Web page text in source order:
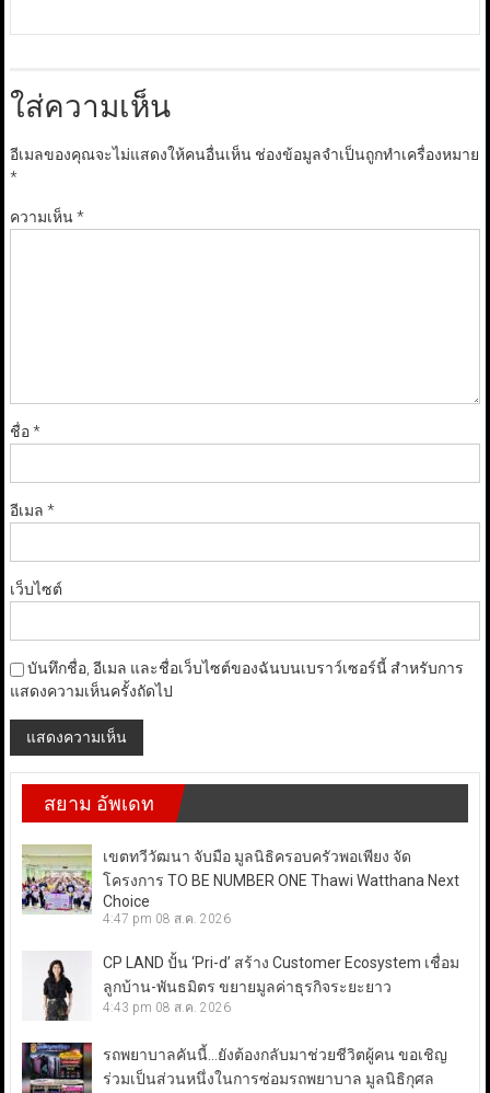
ใส่ความเห็น
อีเมลของคุณจะไม่แสดงให้คนอื่นเห็น ช่องข้อมูลจำเป็นถูกทำเครื่องหมาย
*
ความเห็น*
ชื่อ*
อีเมล *
เว็บไซต์
บันทึกชื่อ, อีเมล และชื่อเว็บไซต์ของฉันบนเบราว์เซอร์นี้ สำหรับการ
แสดงความเห็นครั้งถัดไป
สยาม อัพเดท
เขตทวีวัฒนา จับมือ มูลนิธิครอบครัวพอเพียง จัด
โครงการ TO BE NUMBER ONE Thawi Watthana Next
Choice
4:47 pm 08 ส.ค. 2026
CP LAND ปั้น ‘Pri-d’ สร้าง Customer Ecosystem เชื่อม
ลูกบ้าน-พันธมิตร ขยายมูลค่าธุรกิจระยะยาว
4:43 pm 08 ส.ค. 2026
รถพยาบาลคันนี้…ยังต้องกลับมาช่วยชีวิตผู้คน ขอเชิญ
ร่วมเป็นส่วนหนึ่งในการซ่อมรถพยาบาล มูลนิธิกุศล